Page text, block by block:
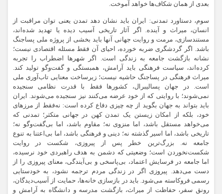
بعدی از همان شکاف‌ها خواهد آموخت.
سوم، دستاورد تمدنی: ایران باید نشان دهد تمدن یعنی توان مراقبت از
انسان، میراث و آینده. اگر آثار تاریخی آسیب دیده یا تهدید شده‌اند،
مستندسازی، مرمت و روایت جهانی آنها باید بخشی از پروژه ملی پساجنگ
باشد. اگر گردشگری ضربه خورده، احیای آن فقط مسئله اقتصادی نیست؛
نشانه بازگشت جامعه به زندگی است. اگر شهرها اضطراب را تجربه
کرده‌اند، سیاست فرهنگی باید آرامش، همبستگی و گفت‌وگو تولید کند.
میراث فرهنگی در پساجنگ حاشیه نیست؛ زیرساخت معنایی تاب‌آوری ملی
است. در جهان پسالیبرال، کشورها فقط با قدرت نظامی سنجیده
نمی‌شوند؛ با روایتی که از خود عرضه می‌کنند نیز سنجیده می‌شوند. ایران
باید بتواند به جهان بگوید از چه چیزی دفاع کرده است: نه‌فقط از مرزهای
خود، بلکه از امکان زیستن یک تمدن کهن در جهانی متکثر؛ تمدنی که
می‌خواهد مستقل باشد، اما منزوی نه؛ مقاوم باشد، اما بی‌گفت‌وگو نه؛
تاریخی باشد، اما اسیر گذشته نه؛ دینی و فرهنگی باشد، اما بی‌اعتنا به تنوع
جامعه نه. بزرگ‌ترین خطر پس از پیروزی، شکست در روایت
شکست‌نخوردن است؛ وضعیتی که دشمن به هدف راهبردی خود نرسیده،
اما جامعه در فرسایش اعتماد، بی‌پاسخی و بی‌آیندگی، معنای پیروزی را از
دست می‌دهد. پیروزی اگر در زندگی مردم ترجمه نشود، به خودستایی
رسمی فروکاسته می‌شود. باید در بازسازی خانه‌ها، حمایت از آسیب‌دیدگان،
رونق سفر، حفاظت از میراث، بازگشت مدرسه و دانشگاه به آرامش و